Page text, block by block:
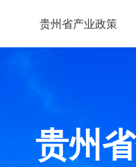
贵州省产业政策
贵州